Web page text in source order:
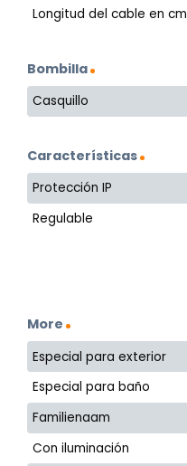
Longitud del cable en cm
Bombilla
Casquillo
Características
Protección IP
Regulable
More
Especial para exterior
Especial para baño
Familienaam
Con iluminación